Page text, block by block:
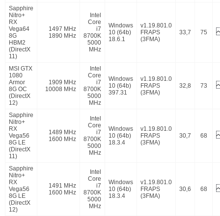
Sapphire
Nitro+
RX
Vega64
8G
HBM2
(DirectX
11)
1497 MHz
1890 MHz
Intel
Core
i7
8700K
5000
MHz
Windows
10 (64b)
18.6.1
v1.19.801.0
FRAPS
(3FMA)
33,7 75
MSI GTX
1080
Armor
8G OC
(DirectX
12)
1909 MHz
10008 MHz
Intel
Core
i7
8700K
5000
MHz
Windows
10 (64b)
397.31
v1.19.801.0
FRAPS
(3FMA)
32,8 73
Sapphire
Nitro+
RX
Vega56
8G LE
(DirectX
11)
1489 MHz
1600 MHz
Intel
Core
i7
8700K
5000
MHz
Windows
10 (64b)
18.3.4
v1.19.801.0
FRAPS
(3FMA)
30,7 68
Sapphire
Nitro+
RX
Vega56
8G LE
(DirectX
12)
1491 MHz
1600 MHz
Intel
Core
i7
8700K
5000
MHz
Windows
10 (64b)
18.3.4
v1.19.801.0
FRAPS
(3FMA)
30,6 68